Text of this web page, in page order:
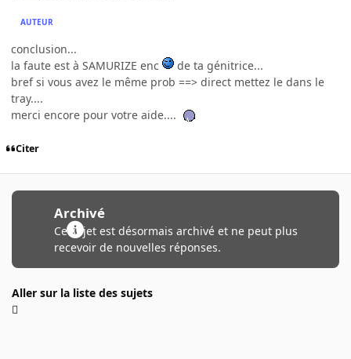
AUTEUR
conclusion...
la faute est à SAMURIZE enc
de ta génitrice...
bref si vous avez le même prob ==> direct mettez le dans le
tray....
merci encore pour votre aide....
Citer
Archivé
Ce sujet est désormais archivé et ne peut plus
recevoir de nouvelles réponses.
Aller sur la liste des sujets